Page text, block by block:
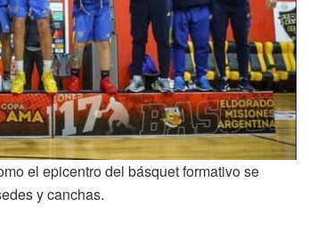
el epicentro del básquet formativo se
y canchas.